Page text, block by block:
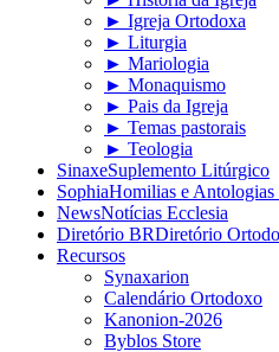
► Igreja Ortodoxa
► Liturgia
► Mariologia
► Monaquismo
► Pais da Igreja
► Temas pastorais
► Teologia
SinaxeSuplemento Litúrgico
SophiaHomilias e Antologias
NewsNotícias Ecclesia
Diretório BRDiretório
Recursos
Synaxarion
Calendário Ortodoxo
Kanonion-2026
Byblos Store